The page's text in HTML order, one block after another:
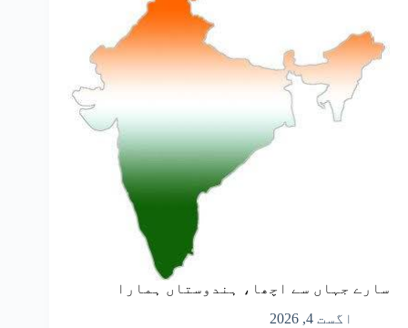
سارے جہاں سے اچھا، ہندوستاں ہمارا
اگست 4, 2026